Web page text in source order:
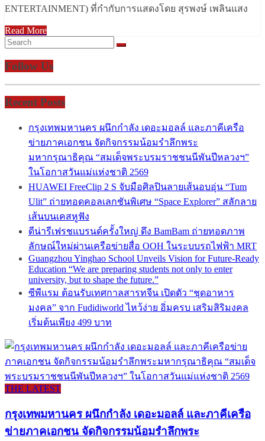
ENTERTAINMENT) ที่กำกับการแสดงโดย สุรพงษ์ เพลินแสง
Read More
Follow Us
Recent Posts
กรุงเทพมหานคร ผนึกกำลัง เดอะมอลล์ และภาคีเครือ
ข่ายภาคเอกชน จัดกิจกรรมน้อมรำลึกพระ
มหากรุณาธิคุณ “สมเด็จพระบรมราชชนนีพันปีหลวงฯ”
ในโอกาสวันแม่แห่งชาติ 2569
HUAWEI FreeClip 2 S จับมือศิลปินลายเส้นอบอุ่น “Tum
Ulit” ถ่ายทอดคอลเลกชันพิเศษ “Space Explorer” สลักลาย
เส้นบนเคสหูฟัง
ดีน่ารีเฟรชแบรนด์ครั้งใหญ่ ดึง BamBam ถ่ายทอดภาพ
ลักษณ์ใหม่ผ่านเครือข่ายสื่อ OOH ในระบบรถไฟฟ้า MRT
Guangzhou Yinghao School Unveils Vision for Future-Ready
Education “We are preparing students not only to enter
university, but to shape the future.”
ซีพีแรม ต้อนรับเทศกาลสารทจีน เปิดตัว “ชุดอาหาร
มงคล” จาก Fudidiworld ไหว้ง่าย อิ่มครบ เสริมสิริมงคล
เริ่มต้นเพียง 499 บาท
THE LATEST
กรุงเทพมหานคร ผนึกกำลัง เดอะมอลล์ และภาคีเครือ
ข่ายภาคเอกชน จัดกิจกรรมน้อมรำลึกพระ